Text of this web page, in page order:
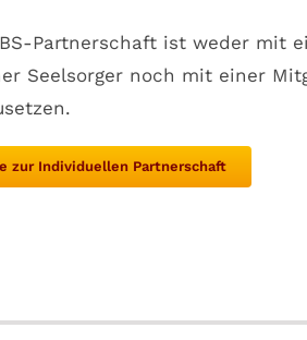
Partnerschaft ist weder mit
Seelsorger noch mit einer
zur Individuellen Partnerschaft